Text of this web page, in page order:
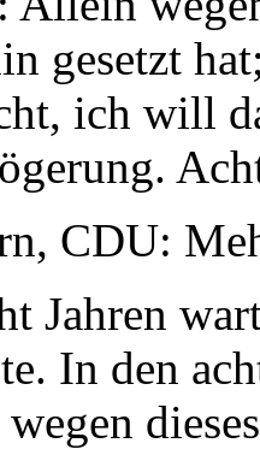
gesetzt
ich will
CDU:
Jahren
In den